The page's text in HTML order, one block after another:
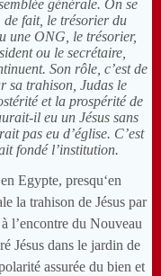
générale. On se
de fait, le trésorier du
une ONG, le trésorier,
ou le secrétaire,
Son rôle, c’est de
sa trahison, Judas le
et la prospérité de
il eu un Jésus sans
pas eu d’église. C’est
fondé l’institution.
Egypte, presqu‘en
la trahison de Jésus par
l’encontre du Nouveau
Jésus dans le jardin de
assurée du bien et